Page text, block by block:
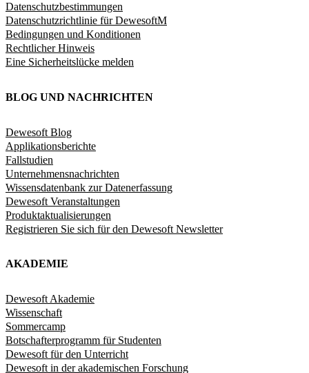
Datenschutzbestimmungen
Datenschutzrichtlinie für DewesoftM
Bedingungen und Konditionen
Rechtlicher Hinweis
Eine Sicherheitslücke melden
BLOG UND NACHRICHTEN
Dewesoft Blog
Applikationsberichte
Fallstudien
Unternehmensnachrichten
Wissensdatenbank zur Datenerfassung
Dewesoft Veranstaltungen
Produktaktualisierungen
Registrieren Sie sich für den Dewesoft Newsletter
AKADEMIE
Dewesoft Akademie
Wissenschaft
Sommercamp
Botschafterprogramm für Studenten
Dewesoft für den Unterricht
Dewesoft in der akademischen Forschung